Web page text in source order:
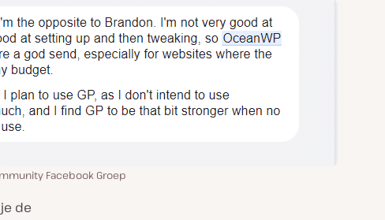
Facebook Groep
de